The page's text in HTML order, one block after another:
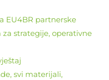
EU4BR partnerske
strategije, operativne
svi materijali,